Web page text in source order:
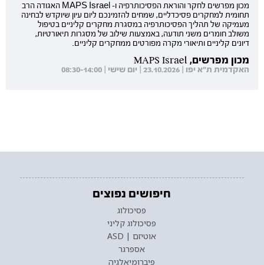
מכון מפרשים לחקר והוראת הפסיכותרפיה ו- MAPS Israel האגודה הרב
תחומית למחקרים פסיכדליים, שמחים להזמינכם ליום עיון שיוקדש לבחינה
מעמיקה של תהליך הפסיכותרפיה במסגרת מחקרים קליניים בטיפול
משולב חומרים משני תודעה, באמצעות שילוב של מסגרות תיאורטיות,
דיונים קליניים ותיאורי מקרה מפורטים ממחקרים קליניים.
מכון מפרשים, MAPS Israel
האקדמית ת"א יפו | 23.10.2026 | יום שישי | 08:30-14:00
חיפושים נפוצים
פסיכולוג
פסיכולוג קליני
אוטיזם | ASD
אספרגר
פיברומיאלגיה